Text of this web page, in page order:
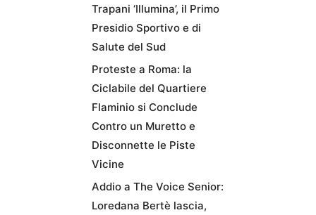
Trapani ‘Illumina’, il Primo
Presidio Sportivo e di
Salute del Sud
Proteste a Roma: la
Ciclabile del Quartiere
Flaminio si Conclude
Contro un Muretto e
Disconnette le Piste
Vicine
Addio a The Voice Senior:
Loredana Bertè lascia,